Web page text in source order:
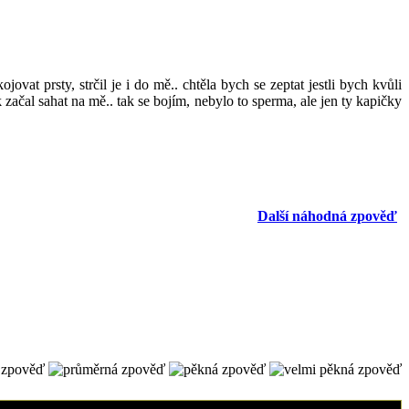
prsty, strčil je i do mě.. chtěla bych se zeptat jestli bych kvůli
sahat na mě.. tak se bojím, nebylo to sperma, ale jen ty kapičky
Další náhodná zpověď